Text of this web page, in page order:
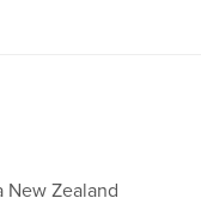
New Zealand